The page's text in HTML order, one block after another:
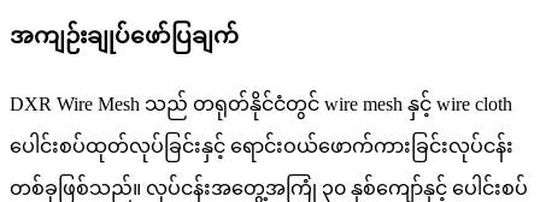
အကျဉ်းချုပ်ဖော်ပြချက်
DXR Wire Mesh သည် တရုတ်နိုင်ငံတွင် wire mesh နှင့် wire cloth
ပေါင်းစပ်ထုတ်လုပ်ခြင်းနှင့် ရောင်းဝယ်ဖောက်ကားခြင်းလုပ်ငန်း
တစ်ခုဖြစ်သည်။ လုပ်ငန်းအတွေ့အကြုံ ၃၀ နှစ်ကျော်နှင့် ပေါင်းစပ်